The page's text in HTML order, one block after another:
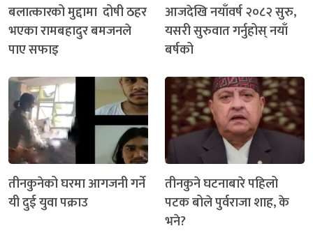
बलात्कारको मुद्दामा दोषी ठहर
भएका रामबहादुर बमजनले
पाए सफाइ
आजदेखि नयाँवर्ष २०८२ सुरु,
यसरी सुरुवात गर्नुहोस् नयाँ
बर्षको
तीनकुनेको घरमा आगजनी गर्ने
यी दुई युवा पक्राउ
तीनकुने घटनाबारे पहिलो
पटक बोले पुर्वराजा शाह, के
भने?